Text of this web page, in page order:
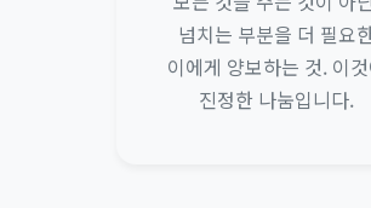
넘치는 부분을 더 필요
이에게 양보하는 것. 이것
진정한 나눔입니다.